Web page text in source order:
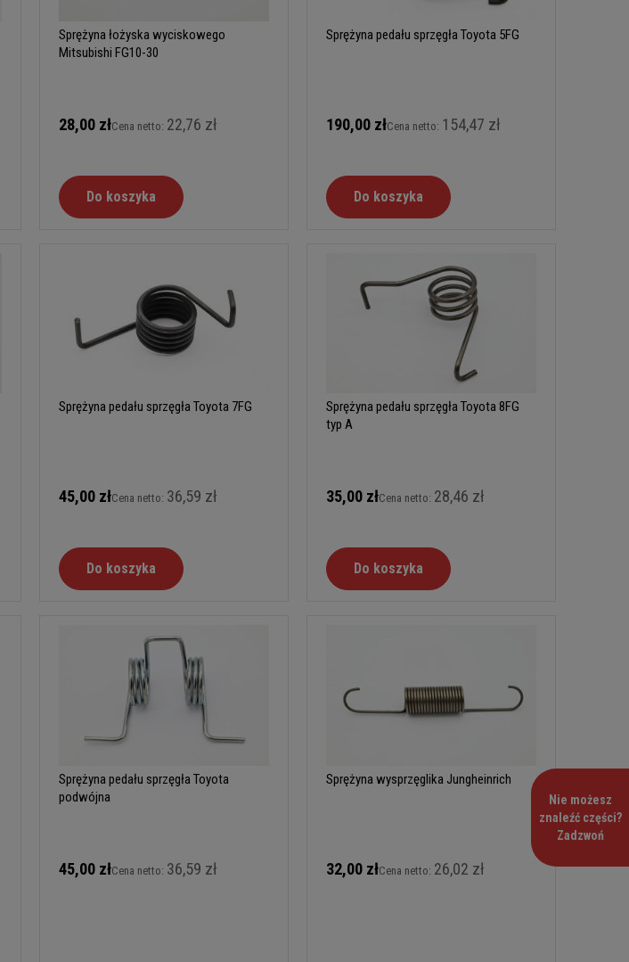
Sprężyna łożyska wyciskowego
Mitsubishi FG10-30
28,00 złCena netto: 22,76 zł
Do koszyka
Sprężyna pedału sprzęgła Toyota 5FG
190,00 złCena netto: 154,47 zł
Do koszyka
Sprężyna pedału sprzęgła Toyota 7FG
45,00 złCena netto: 36,59 zł
Do koszyka
Sprężyna pedału sprzęgła Toyota 8FG
typ A
35,00 złCena netto: 28,46 zł
Do koszyka
Sprężyna pedału sprzęgła Toyota
podwójna
45,00 złCena netto: 36,59 zł
Sprężyna wysprzęglika Jungheinrich
32,00 złCena netto: 26,02 zł
Nie możesz
znaleźć części?
Zadzwoń